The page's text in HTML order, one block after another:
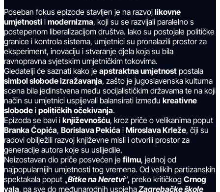
Poseban fokus epizode stavljen je na razvoj likovne
umjetnosti i modernizma, koji su se razvijali paralelno s
postepenom liberalizacijom društva. Iako su postojale političke
granice i kontrola sistema, umjetnici su pronalazili prostor za
eksperiment, inovaciju i stvaranje djela koja su bila
ravnopravna svjetskim umjetničkim tokovima.
Gledatelji će saznati kako je apstraktna umjetnost postala
simbol slobode izražavanja, zašto je jugoslavenska kulturna
scena bila jedinstvena među socijalističkim državama te na koji
način su umjetnici uspijevali balansirati između kreativne
slobode i političkih očekivanja.
Epizoda se bavi i književnošću, kroz priče o velikanima poput
Branka Ćopića, Borislava Pekića i Miroslava Krleže, čiji su
radovi obilježili razvoj književne misli i otvorili prostor za
generacije autora koje su uslijedile.
Neizostavan dio priče posvećen je filmu, jednoj od
najpopularnijih umjetnosti tog vremena. Od velikih partizanskih
spektakala poput „Bitke na Neretvi“, preko kritičkog Crnog
vala, pa sve do međunarodnih uspjehaZagrebačke škole